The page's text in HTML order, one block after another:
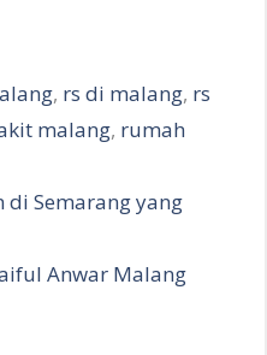
, rs di malang, rs
malang, rumah
di Semarang yang
Anwar Malang